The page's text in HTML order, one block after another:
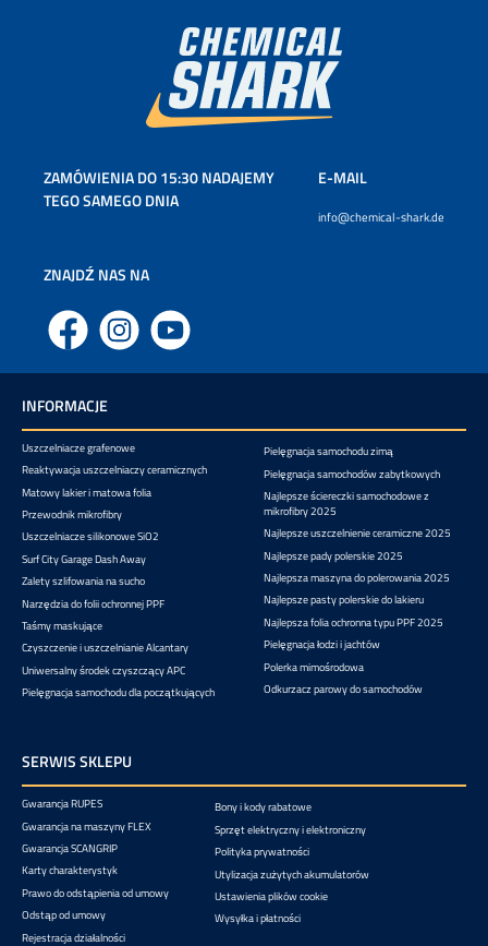
ZAMÓWIENIA DO 15:30 NADAJEMY
TEGO SAMEGO DNIA
E-MAIL
info@chemical-shark.de
ZNAJDŹ NAS NA
Facebook Instagram YouTube
INFORMACJE
Uszczelniacze grafenowe
Reaktywacja uszczelniaczy ceramicznych
Matowy lakier i matowa folia
Przewodnik mikrofibry
Uszczelniacze silikonowe SiO2
Surf City Garage Dash Away
Zalety szlifowania na sucho
Narzędzia do folii ochronnej PPF
Taśmy maskujące
Czyszczenie i uszczelnianie Alcantary
Uniwersalny środek czyszczący APC
Pielęgnacja samochodu dla początkujących
Pielęgnacja samochodu zimą
Pielęgnacja samochodów zabytkowych
Najlepsze ściereczki samochodowe z
mikrofibry 2025
Najlepsze uszczelnienie ceramiczne 2025
Najlepsze pady polerskie 2025
Najlepsza maszyna do polerowania 2025
Najlepsze pasty polerskie do lakieru
Najlepsza folia ochronna typu PPF 2025
Pielęgnacja łodzi i jachtów
Polerka mimośrodowa
Odkurzacz parowy do samochodów
SERWIS SKLEPU
Gwarancja RUPES
Gwarancja na maszyny FLEX
Gwarancja SCANGRIP
Karty charakterystyk
Prawo do odstąpienia od umowy
Odstąp od umowy
Rejestracja działalności
Bony i kody rabatowe
Sprzęt elektryczny i elektroniczny
Polityka prywatności
Utylizacja zużytych akumulatorów
Ustawienia plików cookie
Wysyłka i płatności